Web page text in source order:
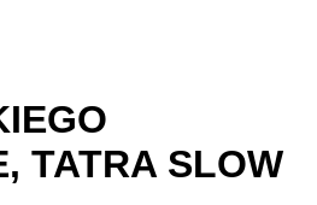
, TATRA SLOW